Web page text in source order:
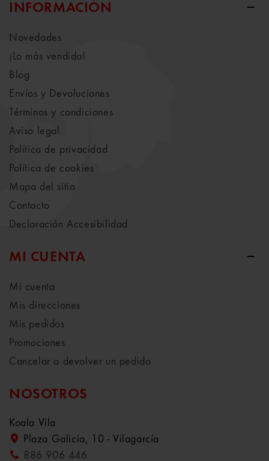
INFORMACIÓN
Novedades
¡Lo más vendido!
Blog
Envíos y Devoluciones
Términos y condiciones
Aviso legal
Política de privacidad
Política de cookies
Mapa del sitio
Contacto
Declaración Accesibilidad
MI CUENTA
Mi cuenta
Mis direcciones
Mis pedidos
Promociones
Cancelar o devolver un pedido
NOSOTROS
Koala Vila
Plaza Galicia, 10 - Vilagarcía
886 906 446